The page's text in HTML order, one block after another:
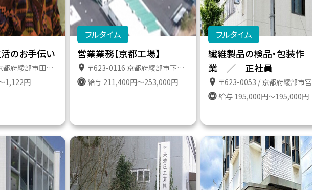
のお手伝い
１８３ 特定施設ケアハウスたのやま
1,122円
フルタイム
営業業務【京都工場】
〒623-0116 京都府綾部市下八田町上澤１０－５ 京都工場トラックターミナル
給与 211,400円～253,000円
フルタイム
繊維製品の検品・包装作
業 ／ 正社員
〒623-0053 / 京都府綾部市宮代町前田１３の６
給与 195,000円～195,000円